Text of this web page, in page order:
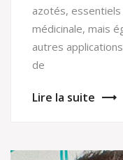
azotés, essentiels
médicinale, mais
autres
de
Lire la suite